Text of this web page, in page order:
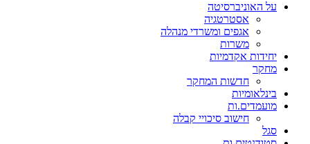
על האוניברסיטה
אסטרטגיה
אגפים ומשרדי מנהלה
משרות
יחידות אקדמיות
מחקר
חדשות המחקר
בינלאומיות
מועמדים.ות
חישוב סיכויי קבלה
סגל